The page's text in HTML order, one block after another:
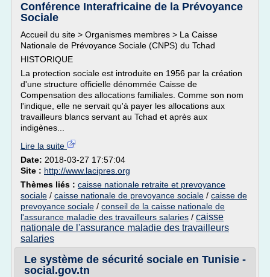
Conférence Interafricaine de la Prévoyance
Sociale
Accueil du site > Organismes membres > La Caisse
Nationale de Prévoyance Sociale (CNPS) du Tchad
HISTORIQUE
La protection sociale est introduite en 1956 par la création
d'une structure officielle dénommée Caisse de
Compensation des allocations familiales. Comme son nom
l'indique, elle ne servait qu'à payer les allocations aux
travailleurs blancs servant au Tchad et après aux
indigènes...
Lire la suite
Date: 2018-03-27 17:57:04
Site : http://www.lacipres.org
Thèmes liés : caisse nationale retraite et prevoyance
sociale / caisse nationale de prevoyance sociale / caisse de
prevoyance sociale / conseil de la caisse nationale de
l'assurance maladie des travailleurs salaries / caisse
nationale de l'assurance maladie des travailleurs
salaries
Le système de sécurité sociale en Tunisie -
social.gov.tn